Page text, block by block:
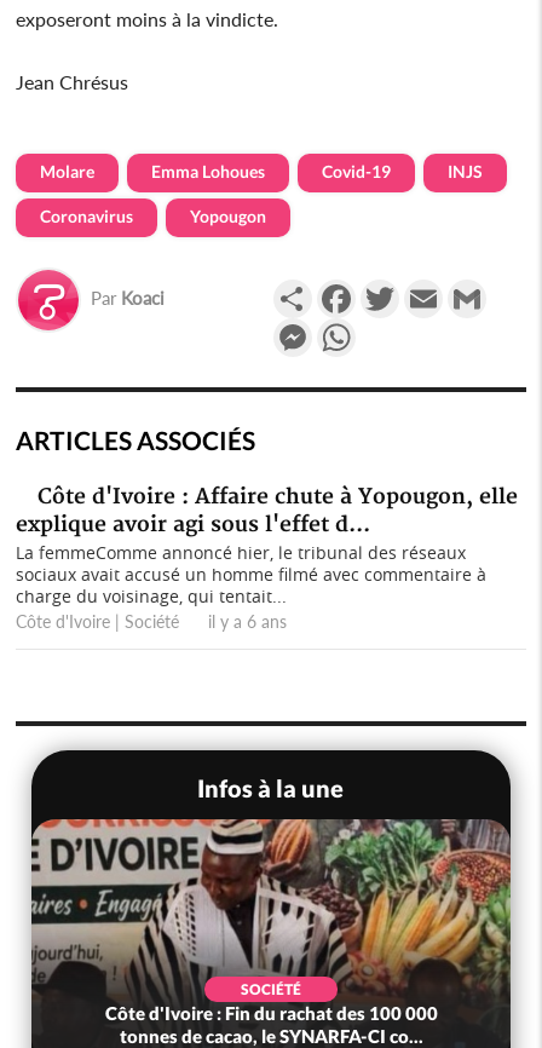
exposeront moins à la vindicte.
Jean Chrésus
Molare Emma Lohoues Covid-19 INJS
Coronavirus Yopougon
Par Koaci PartagerFacebookTwitterEmail
Messenger
ARTICLES ASSOCIÉS
Côte d'Ivoire : Affaire chute à Yopougon, elle
explique avoir agi sous l'effet d...
La femmeComme annoncé hier, le tribunal des réseaux
sociaux avait accusé un homme filmé avec commentaire à
charge du voisinage, qui tentait...
Côte d'Ivoire | Société il y a 6 ans
Infos à la une
SOCIÉTÉ
Côte d'Ivoire : Fin du rachat des 100 000
tonnes de cacao, le SYNARFA-CI co...